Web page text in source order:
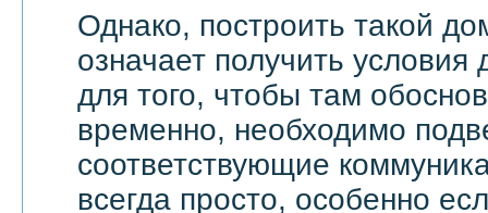
Однако, построить такой
означает получить
для того, чтобы там
временно, необходимо
соответствующие
всегда просто, особенно